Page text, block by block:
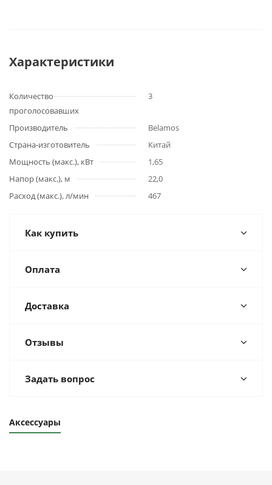
Характеристики
Количество
проголосовавших
3
Производитель
Belamos
Страна-изготовитель
Китай
Мощность (макс.), кВт
1,65
Напор (макс.), м
22,0
Расход (макс.), л/мин
467
Как купить
Оплата
Доставка
Отзывы
Задать вопрос
Аксессуары